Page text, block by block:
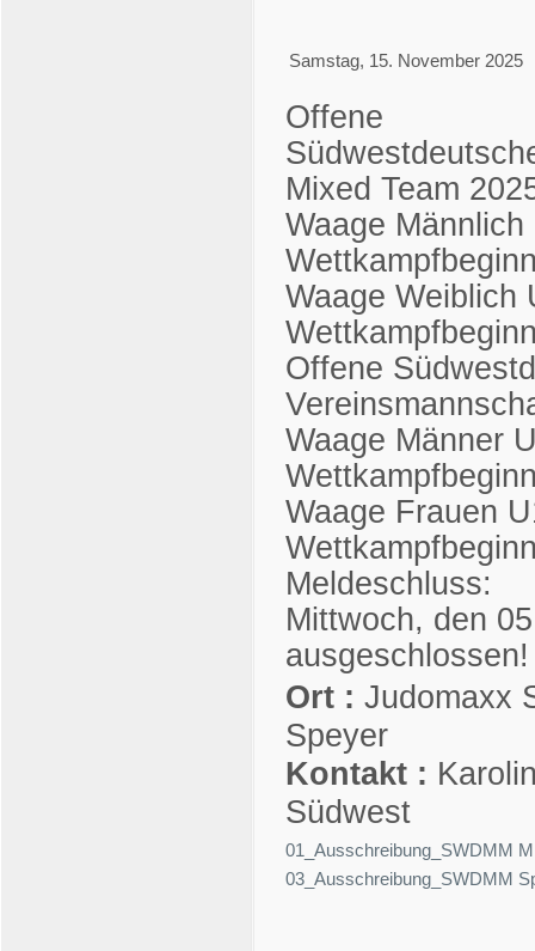
Samstag, 15. November 2025
Offene
Mixed Team
Waage
Waage Weiblich
Offene
Waage Männer
Waage Frauen
Meldeschluss:
Mittwoch, den
ausgeschlossen!
Ort :Judomaxx
Speyer
Kontakt :
Südwest
01_Ausschreibung_SWDMM
03_Ausschreibung_SWDMM